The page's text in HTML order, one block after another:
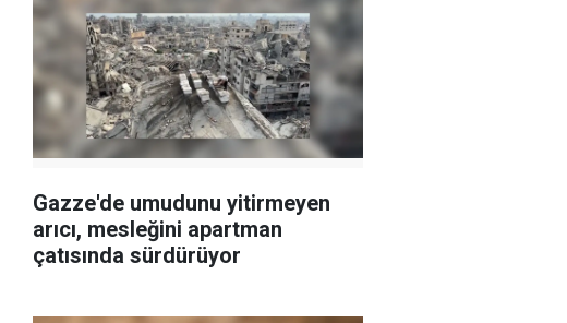
Gazze'de umudunu yitirmeyen
arıcı, mesleğini apartman
çatısında sürdürüyor